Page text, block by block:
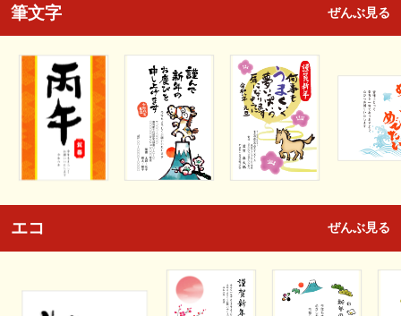
筆文字 ぜんぶ見る
エコ ぜんぶ見る